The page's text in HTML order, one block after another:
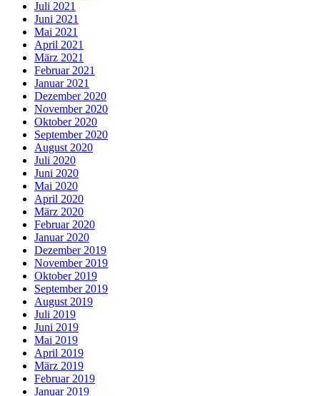
Juli 2021
Juni 2021
Mai 2021
April 2021
März 2021
Februar 2021
Januar 2021
Dezember 2020
November 2020
Oktober 2020
September 2020
August 2020
Juli 2020
Juni 2020
Mai 2020
April 2020
März 2020
Februar 2020
Januar 2020
Dezember 2019
November 2019
Oktober 2019
September 2019
August 2019
Juli 2019
Juni 2019
Mai 2019
April 2019
März 2019
Februar 2019
Januar 2019